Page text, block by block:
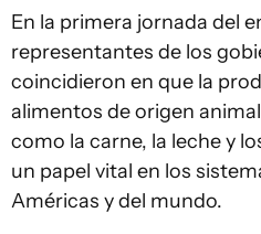
En la primera jornada del
representantes de los
coincidieron en que la
alimentos de origen
como la carne, la leche y
un papel vital en los
Américas y del mundo.